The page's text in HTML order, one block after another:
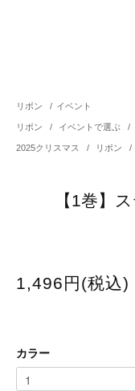
リボン / イベント
リボン / イベントで選ぶ /
2025クリスマス / リボン /
【1巻】
1,496円(税込)
カラー